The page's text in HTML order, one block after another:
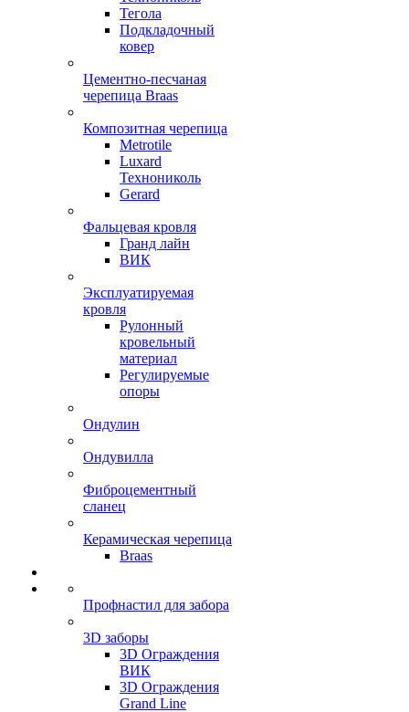
Тегола
Подкладочный
ковер
Цементно-песчаная
черепица Braas
Композитная черепица
Metrotile
Luxard
Технониколь
Gerard
Фальцевая кровля
Гранд лайн
ВИК
Эксплуатируемая
кровля
Рулонный
кровельный
материал
Регулируемые
опоры
Ондулин
Ондувилла
Фиброцементный
сланец
Керамическая черепица
Braas
Профнастил для забора
3D заборы
3D Ограждения
ВИК
3D Ограждения
Grand Line